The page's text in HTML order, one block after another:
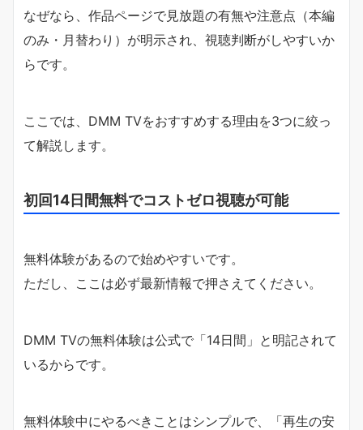
なぜなら、作品ページで見放題の有無や注意点（本編
のみ・月替わり）が明示され、視聴判断がしやすいか
らです。
ここでは、DMM TVをおすすめする理由を3つに絞っ
て解説します。
初回14日間無料でコストゼロ視聴が可能
無料体験があるので始めやすいです。
ただし、ここは必ず最新情報で押さえてください。
DMM TVの無料体験は公式で「14日間」と明記されて
いるからです。
無料体験中にやるべきことはシンプルで、「再生の安